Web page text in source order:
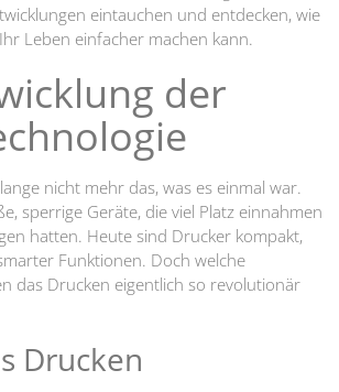
eintauchen und entdecken, wie
Leben einfacher machen kann.
der
nicht mehr das, was es einmal war.
sperrige Geräte, die viel Platz einnahmen
hatten. Heute sind Drucker kompakt,
Funktionen. Doch welche
das Drucken eigentlich so revolutionär
Drucken